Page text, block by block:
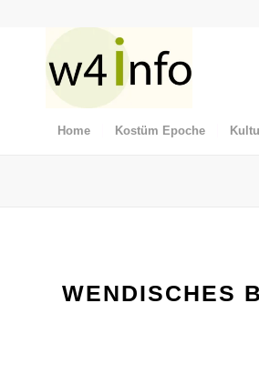
Home Kostüm Epoche
WENDISCHES